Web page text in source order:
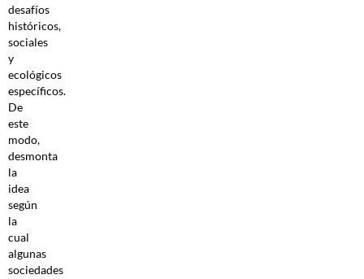
desafíos
históricos,
sociales
y
ecológicos
específicos.
De
este
modo,
desmonta
la
idea
según
la
cual
algunas
sociedades